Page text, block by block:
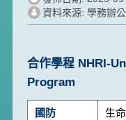
資料來源: 學務辦
合作學程 NHRI-
Program
國防
生